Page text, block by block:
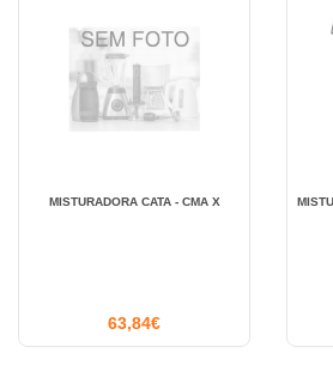
MISTURADORA CATA - CMA X
63,84€